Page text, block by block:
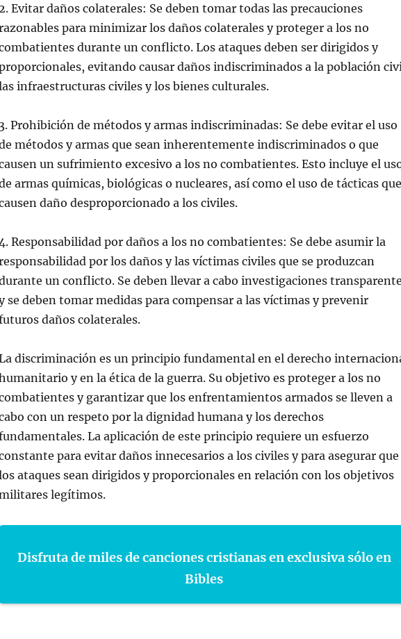
2. Evitar daños colaterales: Se deben tomar todas las precauciones
para minimizar los daños colaterales y proteger a los no
durante un conflicto. Los ataques deben ser dirigidos y
evitando causar daños indiscriminados a la población
infraestructuras civiles y los bienes culturales.
3. Prohibición de métodos y armas indiscriminadas: Se debe evitar el uso
métodos y armas que sean inherentemente indiscriminados o que
un sufrimiento excesivo a los no combatientes. Esto incluye el
armas químicas, biológicas o nucleares, así como el uso de tácticas que
daño desproporcionado a los civiles.
4. Responsabilidad por daños a los no combatientes: Se debe asumir la
por los daños y las víctimas civiles que se produzcan
un conflicto. Se deben llevar a cabo investigaciones
se deben tomar medidas para compensar a las víctimas y prevenir
daños colaterales.
discriminación es un principio fundamental en el derecho
y en la ética de la guerra. Su objetivo es proteger a los no
y garantizar que los enfrentamientos armados se lleven a
con un respeto por la dignidad humana y los derechos
La aplicación de este principio requiere un esfuerzo
para evitar daños innecesarios a los civiles y para asegurar que
ataques sean dirigidos y proporcionales en relación con los objetivos
legítimos.
Disfruta de miles de canciones cristianas en exclusiva sólo en
Bibles